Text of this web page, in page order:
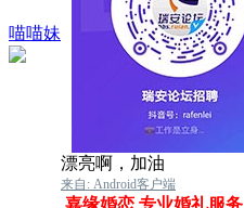
喵喵妹
漂亮啊，加油
来自: Android客户端
嘉缘婚恋 专业婚礼服